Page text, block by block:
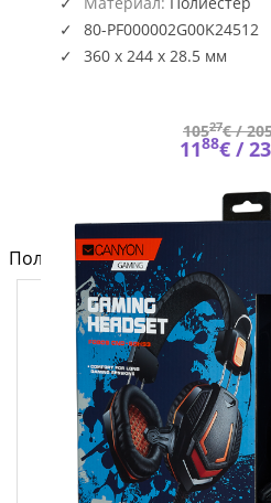
80-PF000002G00K24512
360 x 244 x 28.5 мм
10527€ /
1188€ /23
Полезно от блога за